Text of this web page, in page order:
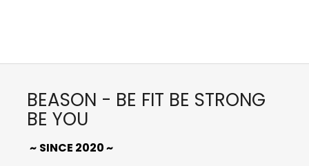
BEASON - BE FIT BE STRONG
BE YOU
~ SINCE 2020 ~